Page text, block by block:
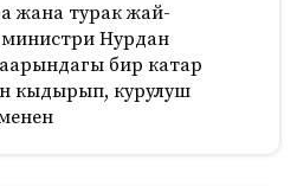
жана турак жай-
Нурдан
бир катар
кыдырып, курулуш